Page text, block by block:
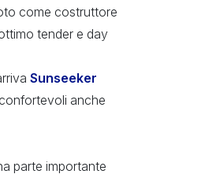
come costruttore
tender e day
Sunseeker
anche
parte importante